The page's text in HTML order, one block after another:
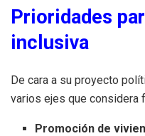
Prioridades
inclusiva
De cara a su proyecto
varios ejes que considera
Promoción de